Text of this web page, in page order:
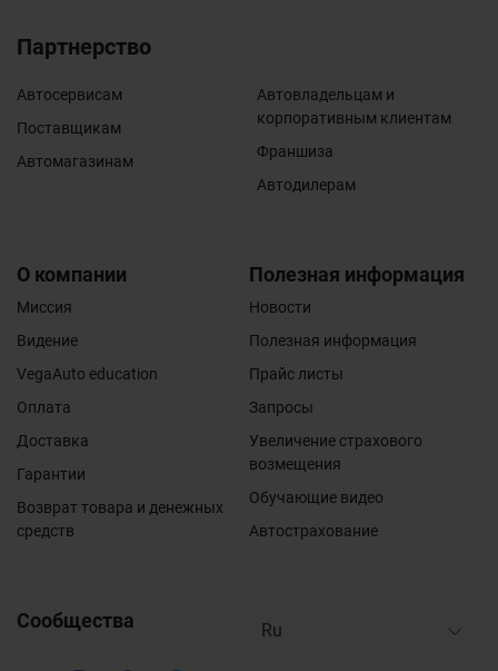
Партнерство
Автосервисам
Поставщикам
Автомагазинам
Автовладельцам и
корпоративным клиентам
Франшиза
Автодилерам
О компании
Миссия
Видение
VegaAuto education
Оплата
Доставка
Гарантии
Возврат товара и денежных
средств
Полезная информация
Новости
Полезная информация
Прайс листы
Запросы
Увеличение страхового
возмещения
Обучающие видео
Автострахование
Сообщества